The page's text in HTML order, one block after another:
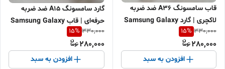
قاب سامسونگ A36 ضد ضربه
لاکچری | گارد Samsung Galaxy
و حرفه‌ای + اقساطی
330,000
15%
280,000
افزودن به سبد
گارد سامسونگ A15 ضد ضربه
حرفه‌ای | قاب Samsung Galaxy
محافظ دوربین | اقساطی + ارسال
330,000
15%
280,000
افزودن به سبد